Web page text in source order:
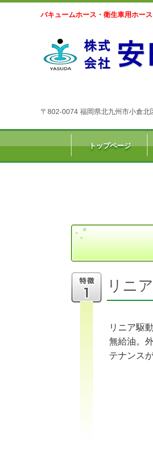
バキュームホース・衛生車用ホース
〒802-0074 福岡県北九州市小倉北
トップページ
リニ
リニア駆
無給油。
テナンス